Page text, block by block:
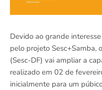
Devido ao grande
pelo projeto Sesc+Samba,
(Sesc-DF) vai ampliar a
realizado em 02 de
inicialmente para um